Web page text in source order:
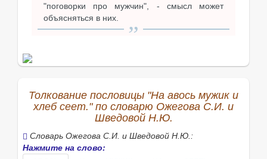
"поговорки про мужчин", - смысл может
объясняться в них.
Толкование пословицы "На авось мужик и
хлеб сеет." по словарю Ожегова С.И. и
Шведовой Н.Ю.
Словарь Ожегова С.И. и Шведовой Н.Ю.:
Нажмите на слово: